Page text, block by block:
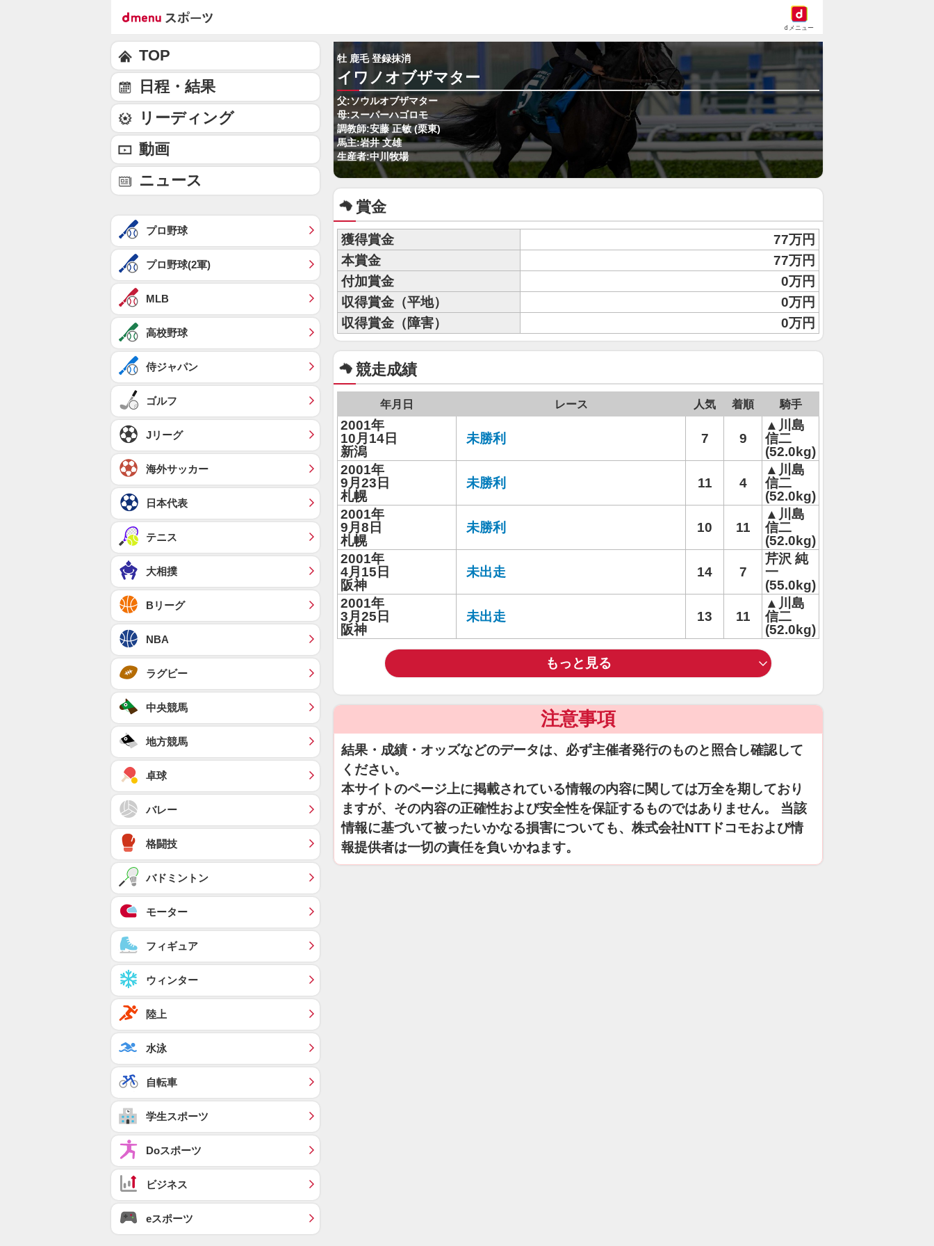
dメニュー
牡 鹿毛 登録抹消
イワノオブザマター
父:ソウルオブザマター
母:スーパーハゴロモ
調教師:安藤 正敏 (栗東)
馬主:岩井 文雄
生産者:中川牧場
賞金
獲得賞金
77万円
本賞金
77万円
付加賞金
0万円
収得賞金（平地）
0万円
収得賞金（障害）
0万円
競走成績
年月日 レース 人気 着順 騎手
2001年
10月14日
新潟
未勝利 7 9
▲川島
信二
(52.0kg)
2001年
9月23日
札幌
未勝利 11 4
▲川島
信二
(52.0kg)
2001年
9月8日
札幌
未勝利 10 11
▲川島
信二
(52.0kg)
2001年
4月15日
阪神
未出走 14 7
芹沢 純
一
(55.0kg)
2001年
3月25日
阪神
未出走 13 11
▲川島
信二
(52.0kg)
もっと見る
注意事項
結果・成績・オッズなどのデータは、必ず主催者発行のものと照合し確認して
ください。
本サイトのページ上に掲載されている情報の内容に関しては万全を期しており
ますが、その内容の正確性および安全性を保証するものではありません。 当該
情報に基づいて被ったいかなる損害についても、株式会社NTTドコモおよび情
報提供者は一切の責任を負いかねます。
TOP
日程・結果
リーディング
動画
ニュース
プロ野球
プロ野球(2軍)
MLB
高校野球
侍ジャパン
ゴルフ
Jリーグ
海外サッカー
日本代表
テニス
大相撲
Bリーグ
NBA
ラグビー
中央競馬
地方競馬
卓球
バレー
格闘技
バドミントン
モーター
フィギュア
ウィンター
陸上
水泳
自転車
学生スポーツ
Doスポーツ
ビジネス
eスポーツ